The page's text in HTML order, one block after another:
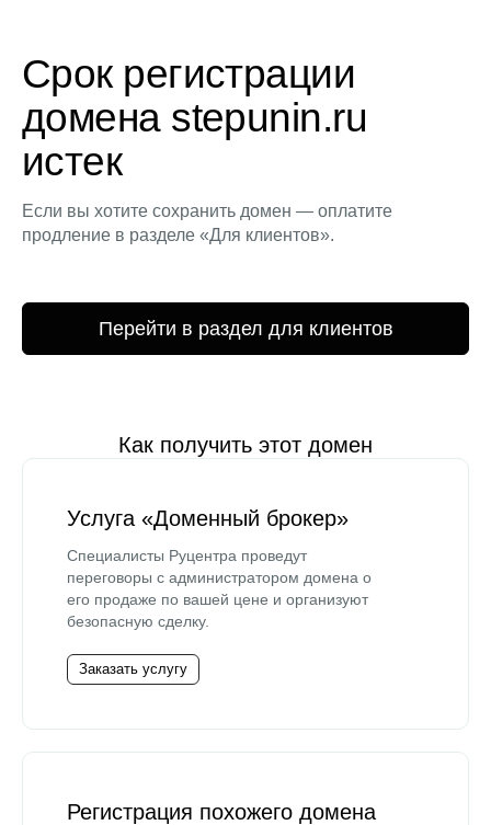
Срок регистрации
домена stepunin.ru
истек
Если вы хотите сохранить домен — оплатите
продление в разделе «Для клиентов».
Перейти в раздел для клиентов
Как получить этот домен
Услуга «Доменный брокер»
Специалисты Руцентра проведут
переговоры с администратором домена о
его продаже по вашей цене и организуют
безопасную сделку.
Заказать услугу
Регистрация похожего домена